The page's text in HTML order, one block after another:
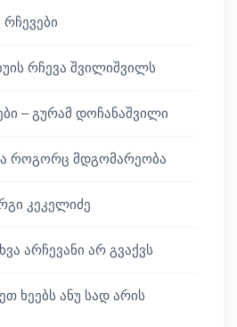
რჩევა შვილიშვილს
– გურამ დოჩანაშვილი
როგორც მდგომარეობა
კეკელიძე
არჩევანი არ გვაქვს
ხეებს ანუ სად არის